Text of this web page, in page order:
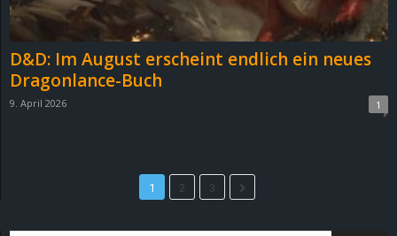
D&D: Im August erscheint endlich ein neues
Dragonlance-Buch
9. April 2026 1
1 2 3